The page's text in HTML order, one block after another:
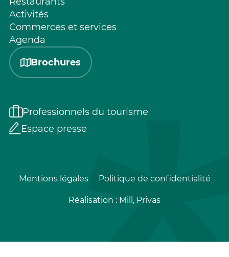
Activités
Commerces et services
Agenda
Brochures
Professionnels du tourisme
Espace presse
Mentions légales Politique de confidentialité
Réalisation : Mill, Privas